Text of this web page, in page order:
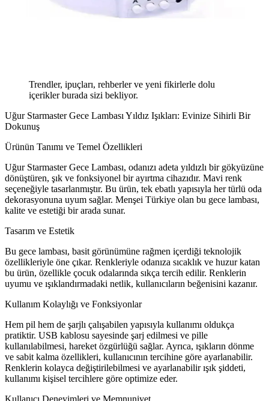
Trendler, ipuçları, rehberler ve yeni fikirlerle dolu
içerikler burada sizi bekliyor.
Uğur Starmaster Gece Lambası Yıldız Işıkları: Evinize Sihirli Bir
Dokunuş
Ürünün Tanımı ve Temel Özellikleri
Uğur Starmaster Gece Lambası, odanızı adeta yıldızlı bir gökyüzüne
dönüştüren, şık ve fonksiyonel bir ayırtma cihazıdır. Mavi renk
seçeneğiyle tasarlanmıştır. Bu ürün, tek ebatlı yapısıyla her türlü oda
dekorasyonuna uyum sağlar. Menşei Türkiye olan bu gece lambası,
kalite ve estetiği bir arada sunar.
Tasarım ve Estetik
Bu gece lambası, basit görünümüne rağmen içerdiği teknolojik
özellikleriyle öne çıkar. Renkleriyle odanıza sıcaklık ve huzur katan
bu ürün, özellikle çocuk odalarında sıkça tercih edilir. Renklerin
uyumu ve ışıklandırmadaki netlik, kullanıcıların beğenisini kazanır.
Kullanım Kolaylığı ve Fonksiyonlar
Hem pil hem de şarjlı çalışabilen yapısıyla kullanımı oldukça
pratiktir. USB kablosu sayesinde şarj edilmesi ve pille
kullanılabilmesi, hareket özgürlüğü sağlar. Ayrıca, ışıkların dönme
ve sabit kalma özellikleri, kullanıcının tercihine göre ayarlanabilir.
Renklerin kolayca değiştirilebilmesi ve ayarlanabilir ışık şiddeti,
kullanımı kişisel tercihlere göre optimize eder.